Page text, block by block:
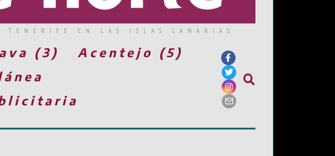
EN LAS ISLAS CANARIAS
(3)
Acentejo (5)